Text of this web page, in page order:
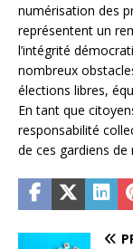
numérisation des
représentent un
l’intégrité
nombreux
élections libres,
En tant que
responsabilité
de ces gardiens